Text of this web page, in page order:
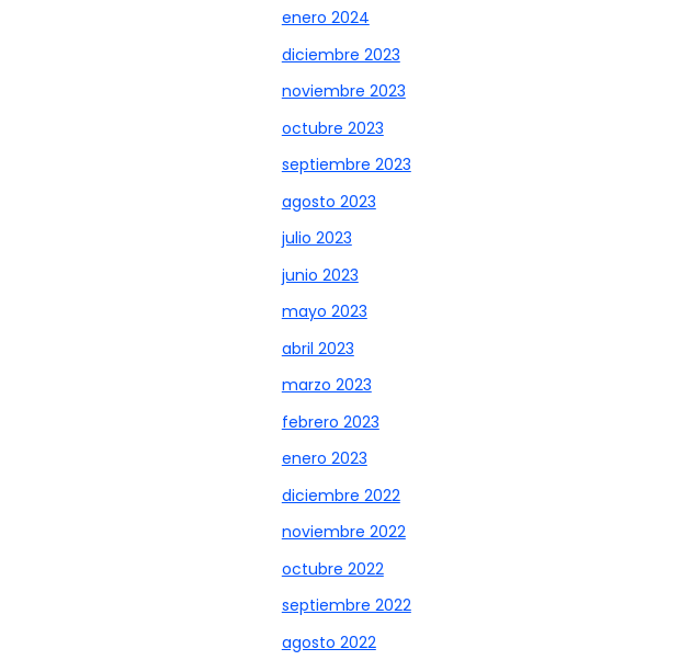
enero 2024
diciembre 2023
noviembre 2023
octubre 2023
septiembre 2023
agosto 2023
julio 2023
junio 2023
mayo 2023
abril 2023
marzo 2023
febrero 2023
enero 2023
diciembre 2022
noviembre 2022
octubre 2022
septiembre 2022
agosto 2022